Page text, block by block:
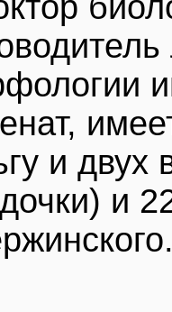
и двух
и